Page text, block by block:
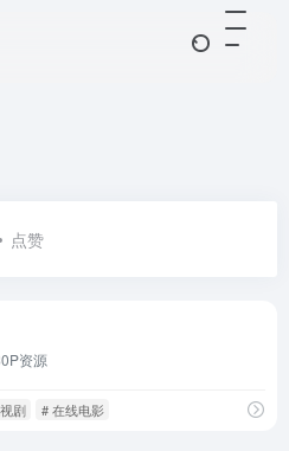
点赞
资源
剧 # 在线电影